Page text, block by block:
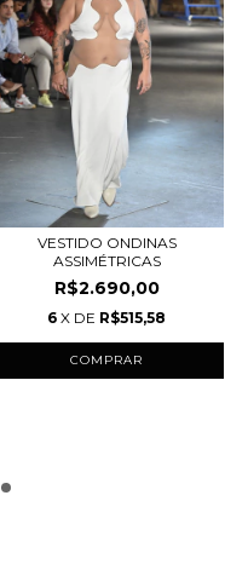
VESTIDO ONDINAS
ASSIMÉTRICAS
R$2.690,00
6 X DE R$515,58
COMPRAR